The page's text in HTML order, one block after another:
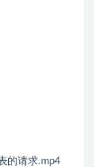
的请求.mp4